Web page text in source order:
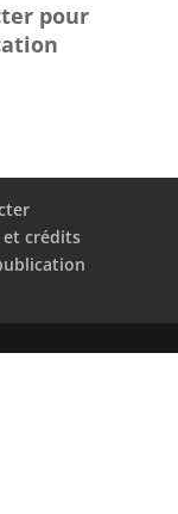
pour
et crédits